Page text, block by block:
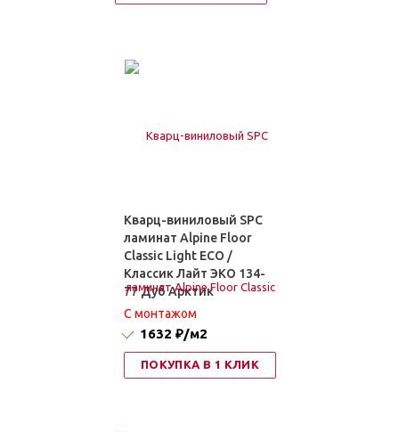
Кварц-виниловый SPC
ламинат Alpine Floor
Classic Light ЕСО /
Классик Лайт ЭКО 134-
77 Дуб Арктик
C монтажом
1632 ₽/м2
ПОКУПКА В 1 КЛИК